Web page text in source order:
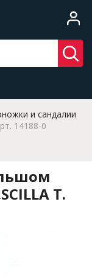
и сандалии
14188-0
T.